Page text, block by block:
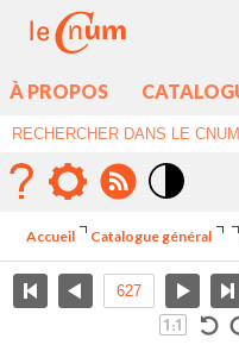
À PROPOS
élévé
Accueil Catalogue général